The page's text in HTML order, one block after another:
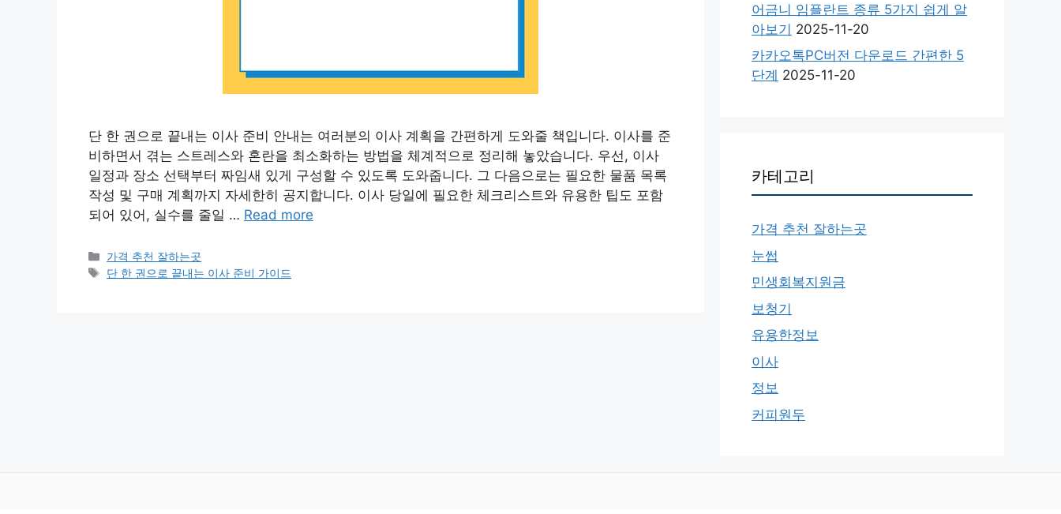
단 한 권으로 끝내는 이사 준비 안내는 여러분의 이사 계획을 간편하게 도와줄 책입니다. 이사를 준
비하면서 겪는 스트레스와 혼란을 최소화하는 방법을 체계적으로 정리해 놓았습니다. 우선, 이사
일정과 장소 선택부터 짜임새 있게 구성할 수 있도록 도와줍니다. 그 다음으로는 필요한 물품 목록
작성 및 구매 계획까지 자세한히 공지합니다. 이사 당일에 필요한 체크리스트와 유용한 팁도 포함
되어 있어, 실수를 줄일 … Read more
카
테
가격 추천 잘하는곳
태
단 한 권으로 끝내는 이사 준비 가이드
어금니 임플란트 종류 5가지 쉽게 알
아보기 2025-11-20
카카오톡PC버전 다운로드 간편한 5
단계 2025-11-20
카테고리
가격 추천 잘하는곳
눈썹
민생회복지원금
보청기
유용한정보
이사
정보
커피원두